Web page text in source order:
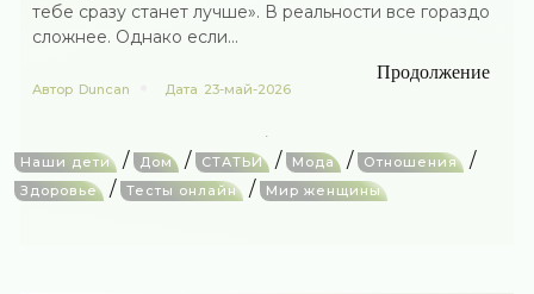
тебе сразу станет лучше». В реальности все гораздо
сложнее. Однако если...
Продолжение
Автор Duncan Дата 23-май-2026
Наши дети / Дом / СТАТЬИ / Мода / Отношения /
Здоровье / Тесты онлайн / Мир женщины